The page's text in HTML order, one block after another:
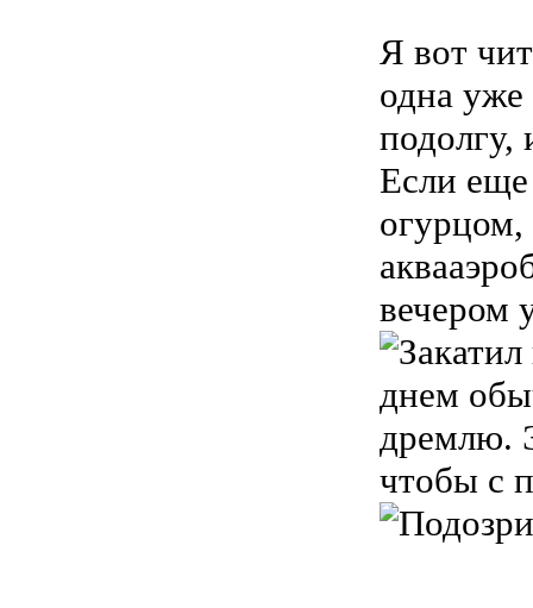
Я вот
одна уже
подолгу,
Если
огурцом,
вечером
днем
дремлю.
чтобы с